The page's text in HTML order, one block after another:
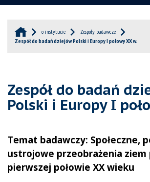
o instytucie
Zespoły badawcze
Zespół do badań dziejów Polski i Europy I połowy XX w.
Zespół do badań
Polski i Europy I
Temat badawczy: Społeczne,
ustrojowe przeobrażenia ziem
pierwszej połowie XX wieku